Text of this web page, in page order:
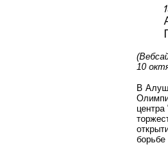
10
В
центра
борьбе